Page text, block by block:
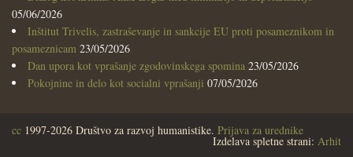
05/06/2026
Inštitut Trivelis, zastraševanje in sankcije EU proti posameznikom in
posameznicam 23/05/2026
Dan upora kot vprašanje zgodovinskega spomina 23/05/2026
Pokojnine in delo kot socialni vprašanji 07/05/2026
cc 1997-2026 Društvo za razvoj humanistike. Prijava za urednike
Izdelava spletne strani: Arhit